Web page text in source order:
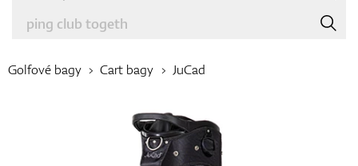
Golfové bagy Cart bagy JuCad